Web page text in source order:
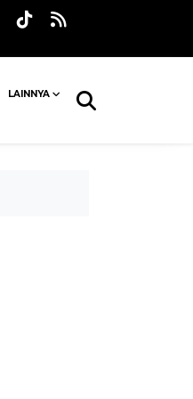
LAINNYA